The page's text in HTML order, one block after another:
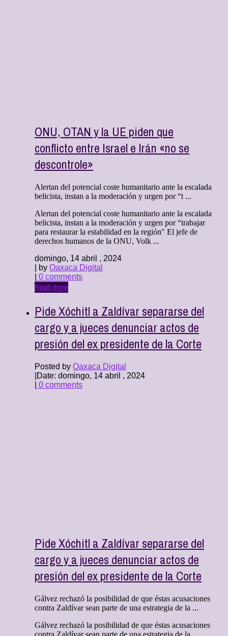
ONU, OTAN y la UE piden que
conflicto entre Israel e Irán «no se
descontrole»
Alertan del potencial coste humanitario ante la escalada
belicista, instan a la moderación y urgen por “t ...
Alertan del potencial coste humanitario ante la escalada
belicista, instan a la moderación y urgen por “trabajar
para restaurar la estabilidad en la región" El jefe de
derechos humanos de la ONU, Volk ...
domingo, 14 abril , 2024
| by Oaxaca Digital
0 comments
Read more
Pide Xóchitl a Zaldívar separarse del
cargo y a jueces denunciar actos de
presión del ex presidente de la Corte
Posted by Oaxaca Digital
Date: domingo, 14 abril , 2024
0 comments
Pide Xóchitl a Zaldívar separarse del
cargo y a jueces denunciar actos de
presión del ex presidente de la Corte
Gálvez rechazó la posibilidad de que éstas acusaciones
contra Zaldívar sean parte de una estrategia de la ...
Gálvez rechazó la posibilidad de que éstas acusaciones
contra Zaldívar sean parte de una estrategia de la